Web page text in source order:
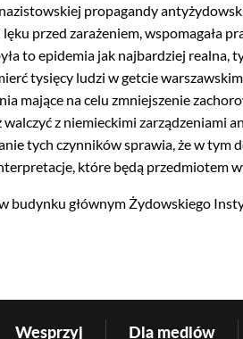
propagandy
przed zarażeniem, wspomagała
to epidemia jak najbardziej
tysięcy ludzi w getcie
mające na celu zmniejszenie
walczyć z niemieckimi zarządzeniami
tych czynników sprawia, że w tym
które będą przedmiotem
budynku głównym Żydowskiego
Wesprzyj Dla mediów